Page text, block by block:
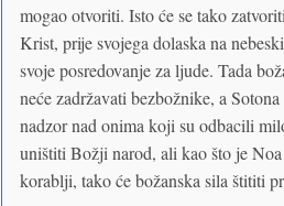
mogao otvoriti. Isto će se tako
Krist, prije svojega dolaska na
svoje posredovanje za ljude. Tada
neće zadržavati bezbožnike, a
nadzor nad onima koji su odbacili
uništiti Božji narod, ali kao što je
korablji, tako će božanska sila štititi